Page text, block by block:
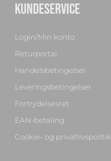
KUNDESERVICE
Login/Min konto
Returportal
Handelsbetingelser
Leveringsbetingelser
Fortrydelsesret
EAN-betaling
Cookie- og privatlivspolitik
Chat med os